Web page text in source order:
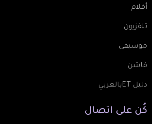
أفلام
تلفزيون
موسيقى
فاشن
دليل ETبالعربي
كُن على اتصال